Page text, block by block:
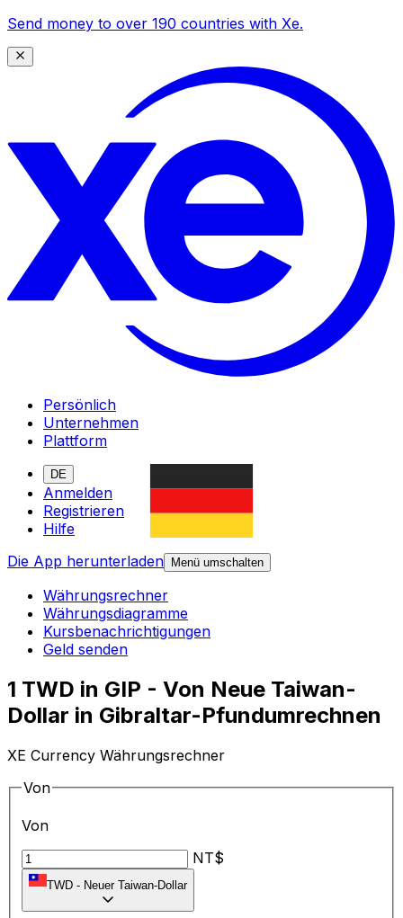
Send money to over 190 countries with Xe.
Persönlich
Unternehmen
Plattform
DE
Anmelden
Registrieren
Hilfe
Die App herunterladen
Menü umschalten
Währungsrechner
Währungsdiagramme
Kursbenachrichtigungen
Geld senden
1 TWD in GIP - Von Neue Taiwan-
Dollar in Gibraltar-Pfundumrechnen
XE Currency Währungsrechner
Von
Von
NT$
TWD - Neuer Taiwan-Dollar